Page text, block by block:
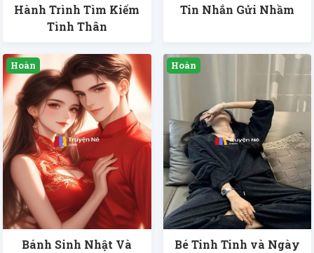
Hành Trình Tìm Kiếm
Tình Thân
Tin Nhắn Gửi Nhầm
Bánh Sinh Nhật Và
Bé Tinh Tinh và Ngày